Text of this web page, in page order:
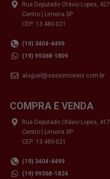
Rua Deputado Otávio Lopes, 427
Centro | Limeira SP
CEP: 13.480-021
(19) 3404-4499
(19) 99368-1809
aluguel@sassiimoveis.com.br
COMPRA E VENDA
Rua Deputado Otávio Lopes, 417
Centro | Limeira SP
CEP: 13.480-021
(19) 3404-4499
(19) 99368-1824